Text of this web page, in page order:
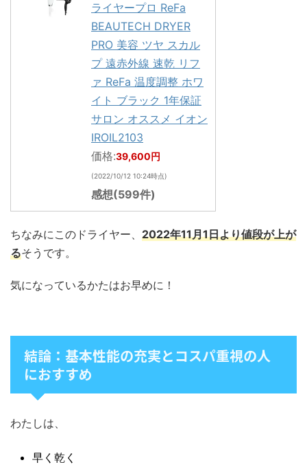
ライヤープロ ReFa
BEAUTECH DRYER
PRO 美容 ツヤ スカル
プ 遠赤外線 速乾 リフ
ァ ReFa 温度調整 ホワ
イト ブラック 1年保証
サロン オススメ イオン
IROIL2103
価格:39,600円
(2022/10/12 10:24時点)
感想(599件)
ちなみにこのドライヤー、 2022年11月1日より値段が上が
るそうです。
気になっているかたはお早めに！
結論：基本性能の充実とコスパ重視の人
におすすめ
わたしは、
早く乾く